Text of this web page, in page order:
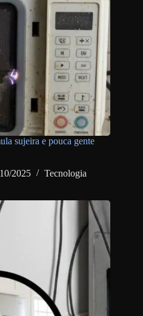
sujeira e pouca gente
2025 Tecnologia